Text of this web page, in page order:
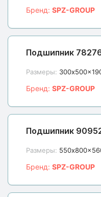
Бренд: SPZ-GROUP
Подшипник
Размеры:
Бренд: SPZ-GROUP
Подшипник
Размеры:
Бренд: SPZ-GROUP